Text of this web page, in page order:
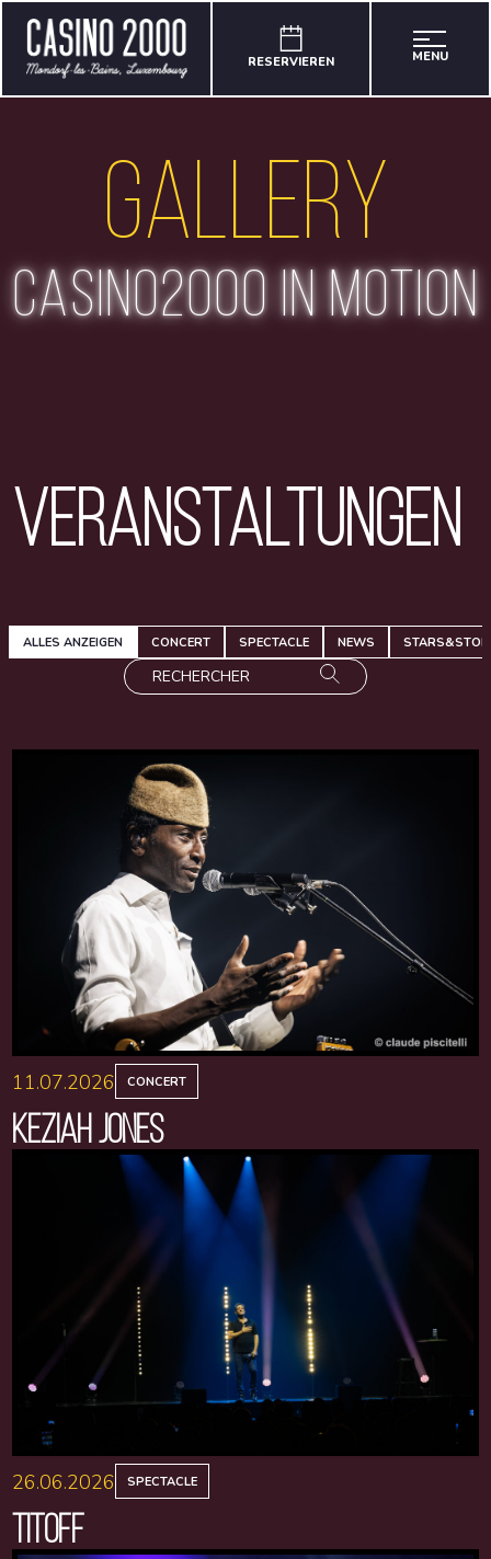
RESERVIEREN MENU
Gallery
casino2000 in motion
Veranstaltungen
ALLES ANZEIGEN CONCERT SPECTACLE NEWS
11.07.2026 CONCERT
KEZIAH JONES
26.06.2026 SPECTACLE
TITOFF